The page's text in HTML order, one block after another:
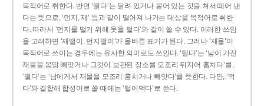
목적어로 취한다. 반면 ‘떨다’는 달려 있거나 붙어 있는 것을 쳐서 떼어 낸
다는 뜻으로, ‘먼지, 재’ 등과 같이 떨어져 나가는 대상을 목적어로 취한
다. 따라서 ‘먼지를 떨기 위해 옷을 털다’와 같이 쓸 수 있다. 이러한 쓰임
을 고려하면 ‘재떨이, 먼지떨이’가 올바른 표기가 된다. 그러나 ‘재물’이
목적어로 쓰이는 경우에는 유사한 의미로도 쓰인다. ‘털다’는 ‘남이 가진
재물을 몽땅 빼앗거나 그것이 보관된 장소를 모조리 뒤지어 훔치다’를,
‘떨다’는 ‘남에게서 재물을 모조리 훔치거나 빼앗다’를 뜻한다. 다만, ‘먹
다’와 결합해 합성어로 쓸 때에는 ‘털어먹다’로 쓴다.